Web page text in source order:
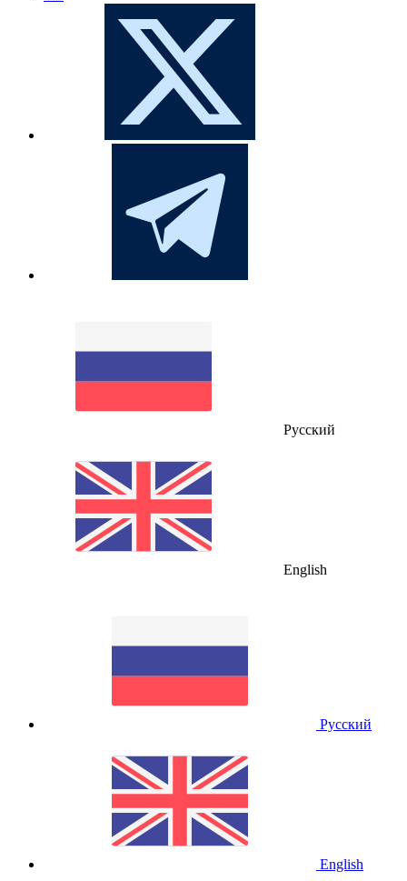
Русский
English
Русский
English